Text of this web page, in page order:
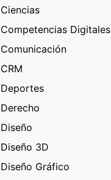
Ciencias
Competencias Digitales
Comunicación
CRM
Deportes
Derecho
Diseño
Diseño 3D
Diseño Gráfico